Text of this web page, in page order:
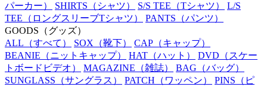
パーカー）
SHIRTS （シャツ） S/S TEE （Tシャツ）
L/S
TEE （ロングスリーブTシャツ） PANTS （パンツ）
GOODS （グッズ）
ALL （すべて） SOX （靴下） CAP （キャップ）
BEANIE （ニットキャップ） HAT （ハット） DVD （スケー
トボードビデオ）
MAGAZINE （雑誌） BAG （バッグ）
SUNGLASS （サングラス） PATCH （ワッペン） PINS （ピ